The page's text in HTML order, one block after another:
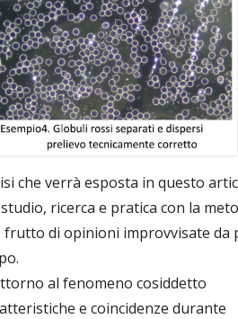
che verrà esposta in questo
ricerca e pratica con la
frutto di opinioni improvvisate da
al fenomeno cosiddetto
e coincidenze durante